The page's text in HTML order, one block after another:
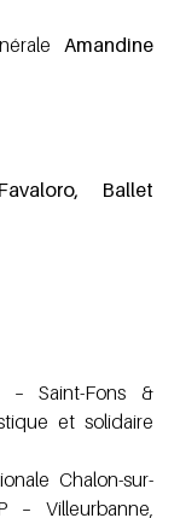
Amandine
Ballet
– Saint-Fons &
et solidaire
Chalon-sur-
– Villeurbanne,